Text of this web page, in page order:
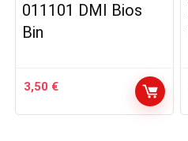
011101 DMI Bios
Bin
3,50 €